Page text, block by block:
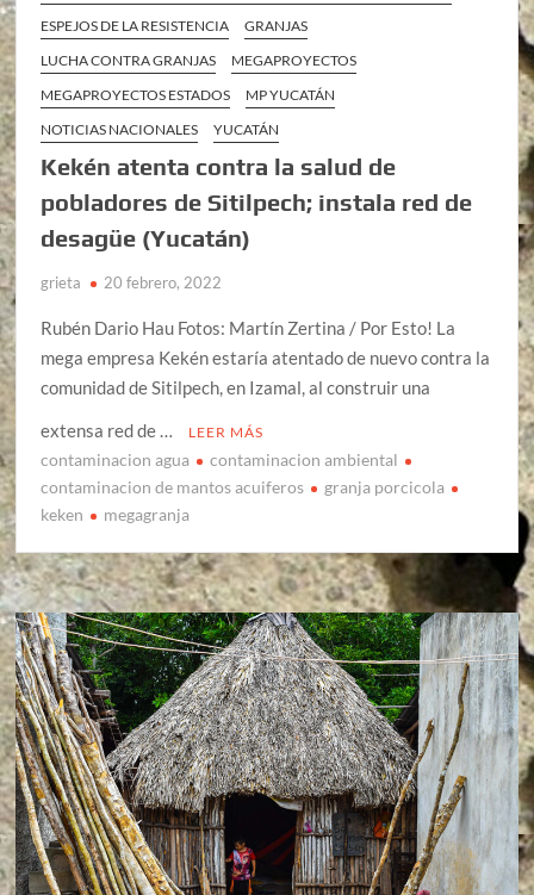
ESPEJOS DE LA RESISTENCIA
GRANJAS
LUCHA CONTRA GRANJAS
MEGAPROYECTOS
MEGAPROYECTOS ESTADOS
MP YUCATÁN
NOTICIAS NACIONALES
YUCATÁN
Kekén atenta contra la salud de
pobladores de Sitilpech; instala red de
desagüe (Yucatán)
grieta 20 febrero, 2022
Rubén Dario Hau Fotos: Martín Zertina / Por Esto! La
mega empresa Kekén estaría atentado de nuevo contra la
comunidad de Sitilpech, en Izamal, al construir una
extensa red de …
LEER MÁS
contaminacion agua
contaminacion ambiental
contaminacion de mantos acuiferos
granja porcicola
keken
megagranja